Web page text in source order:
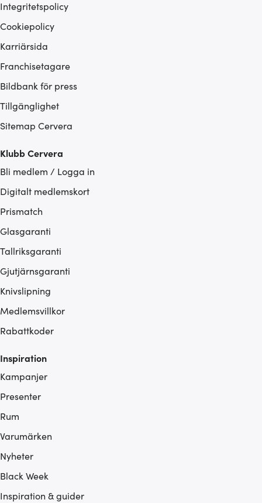
Integritetspolicy
Cookiepolicy
Karriärsida
Franchisetagare
Bildbank för press
Tillgänglighet
Sitemap Cervera
Klubb Cervera
Bli medlem / Logga in
Digitalt medlemskort
Prismatch
Glasgaranti
Tallriksgaranti
Gjutjärnsgaranti
Knivslipning
Medlemsvillkor
Rabattkoder
Inspiration
Kampanjer
Presenter
Rum
Varumärken
Nyheter
Black Week
Inspiration & guider